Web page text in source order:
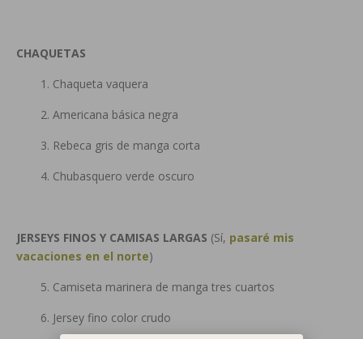
CHAQUETAS
1. Chaqueta vaquera
2. Americana básica negra
3. Rebeca gris de manga corta
4. Chubasquero verde oscuro
JERSEYS FINOS Y CAMISAS LARGAS (Sí, pasaré mis
vacaciones en el norte)
5. Camiseta marinera de manga tres cuartos
6. Jersey fino color crudo